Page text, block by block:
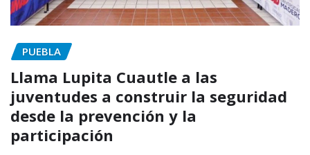
PUEBLA
Llama Lupita Cuautle a las
juventudes a construir la seguridad
desde la prevención y la
participación